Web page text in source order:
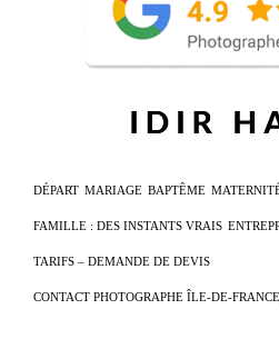
DÉPART MARIAGE BAPTÊME
FAMILLE : DES INSTANTS VRAIS
TARIFS – DEMANDE DE DEVIS
CONTACT PHOTOGRAPHE ÎLE-DE-